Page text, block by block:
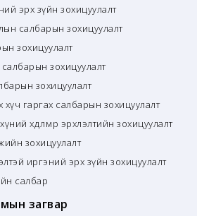
эрх зүйн зохицуулалт
салбарын зохицуулалт
зохицуулалт
зохицуулалт
зохицуулалт
хүч гаргах салбарын зохицуулалт
хөдөлмөр эрхлэлтийн зохицуулалт
зохицуулалт
иргэний эрх зүйн зохицуулалт
салбар
загвар